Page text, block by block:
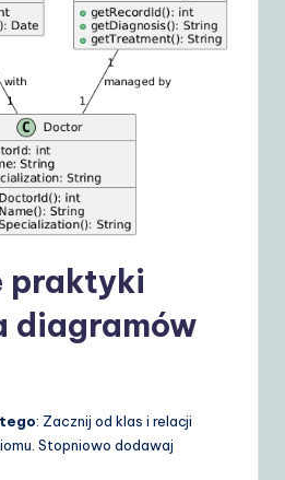
praktyki
diagramów
: Zacznij od klas i relacji
Stopniowo dodawaj